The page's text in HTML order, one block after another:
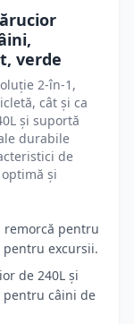
verde
2-în-1,
cât și ca
și suportă
durabile
de
și
remorcă pentru
pentru excursii.
de 240L și
pentru câini de